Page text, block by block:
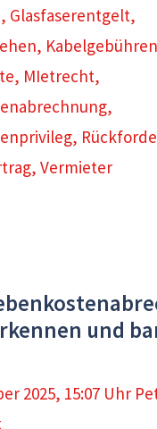
, Glasfaserentgelt,
, Kabelgebühren
, MIetrecht,
,
,
, Vermieter
und
2025, 15:07 Uhr